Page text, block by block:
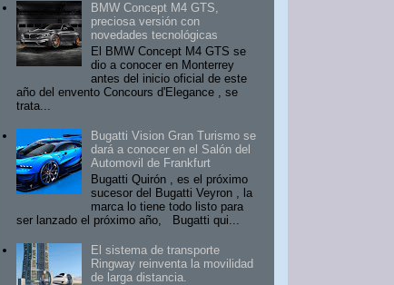
BMW Concept M4 GTS,
preciosa versión con
novedades tecnológicas
El BMW Concept M4 GTS se
dio a conocer en Monterrey
antes del inicio oficial de este
año del envento Concours d'Elegance , se
trata...
Bugatti Vision Gran Turismo se
dará a conocer en el Salón del
Automovil de Frankfurt
Bugatti Quirón , es el próximo
sucesor del Bugatti Veyron , la
marca lo tiene todo listo para
ser lanzado el próximo año, Bugatti qui...
El sistema de transporte
Ringway reinventa la movilidad
de larga distancia.